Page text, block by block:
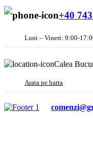
+40
Luni – Vineri: 9:00-
Calea
Arata pe harta